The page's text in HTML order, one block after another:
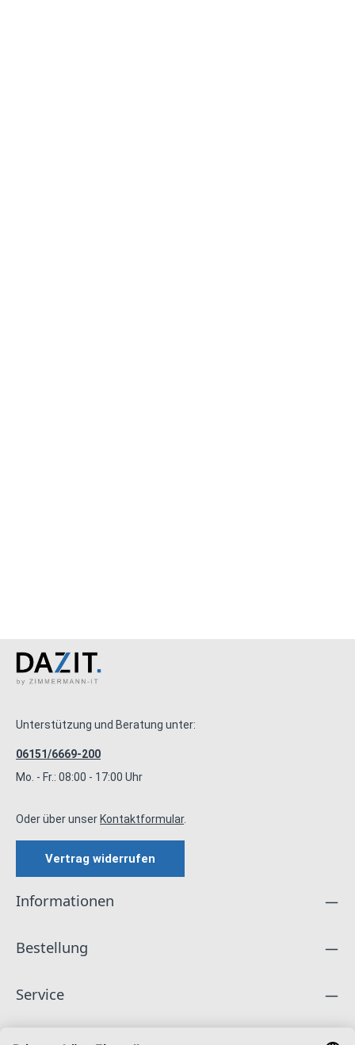
Unterstützung und Beratung unter:
06151/6669-200
Mo. - Fr.: 08:00 - 17:00 Uhr
Oder über unser Kontaktformular.
Vertrag widerrufen
Informationen
Bestellung
Service
Unternehmen